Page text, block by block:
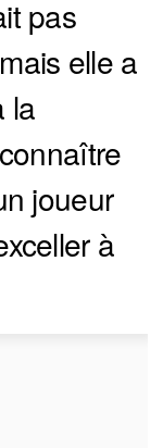
pas
elle a
la
joueur
à